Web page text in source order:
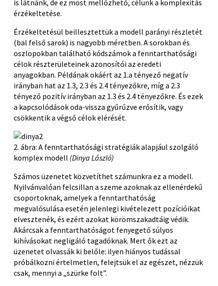
is látnánk, de ez most mellőzhető, célunk a komplexitás
érzékeltetése.
Érzékeltetésül beillesztettük a modell parányi részletét
(bal felső sarok) is nagyobb méretben. A sorokban és
oszlopokban található kódszámok a fenntarthatósági
célok részterületeinek azonosítói az eredeti
anyagokban. Példának okáért az 1.a tényező negatív
irányban hat az 1.3, 2.3 és 2.4 tényezőkre, míg a 2.3
tényező pozitív irányban az 1.3 és 2.4 tényezőkre. És ezek
a kapcsolódások oda-vissza gyűrűzve erősítik, vagy
csökkentik a végső célok elérését.
2. ábra: A fenntarthatósági stratégiák alapjául szolgáló
komplex modell (Dinya László)
Számos üzenetet közvetíthet számunkra ez a modell.
Nyilvánvalóan felcsillan a szeme azoknak az ellenérdekű
csoportoknak, amelyek a fenntarthatóság
megvalósulása esetén jelenlegi kivételezett pozícióikat
elvesztenék, és ezért azokat körömszakadtáig védik.
Akárcsak a fenntarthatóságot fenyegető súlyos
kihívásokat negligáló tagadóknak. Mert ők ezt az
üzenetet olvassák ki belőle: ilyen hiányos tudással
próbálkozni értelmetlen, felejtsük el az egészet, nézzük
csak, mennyi a „szürke folt”.